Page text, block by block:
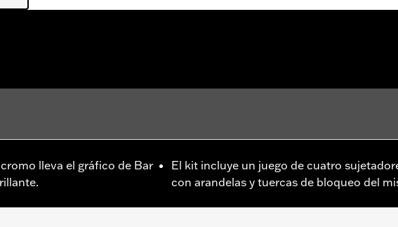
lleva el gráfico de Bar
El kit incluye un juego de cuatro
con arandelas y tuercas de bloqueo del